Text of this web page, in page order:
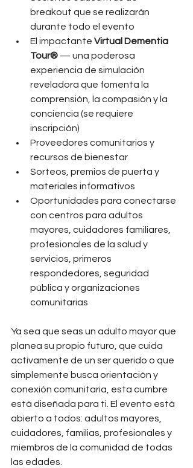
breakout que se realizarán
durante todo el evento
El impactante Virtual Dementia
Tour® — una poderosa
experiencia de simulación
reveladora que fomenta la
comprensión, la compasión y la
conciencia (se requiere
inscripción)
Proveedores comunitarios y
recursos de bienestar
Sorteos, premios de puerta y
materiales informativos
Oportunidades para conectarse
con centros para adultos
mayores, cuidadores familiares,
profesionales de la salud y
servicios, primeros
respondedores, seguridad
pública y organizaciones
comunitarias
Ya sea que seas un adulto mayor que
planea su propio futuro, que cuida
activamente de un ser querido o que
simplemente busca orientación y
conexión comunitaria, esta cumbre
está diseñada para ti. El evento está
abierto a todos: adultos mayores,
cuidadores, familias, profesionales y
miembros de la comunidad de todas
las edades.